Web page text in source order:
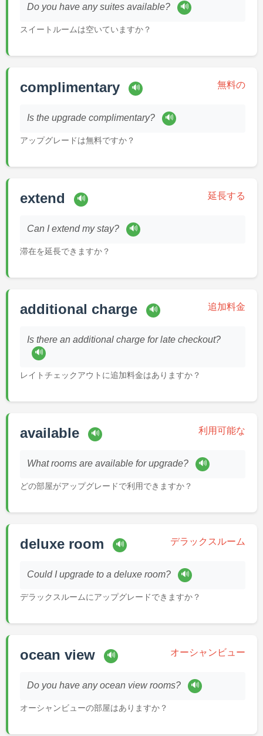
Do you have any suites available? 🔊
スイートルームは空いていますか？
complimentary 🔊 無料の
Is the upgrade complimentary? 🔊
アップグレードは無料ですか？
extend 🔊 延長する
Can I extend my stay? 🔊
滞在を延長できますか？
additional charge 🔊 追加料金
Is there an additional charge for late checkout?
🔊
レイトチェックアウトに追加料金はありますか？
available 🔊 利用可能な
What rooms are available for upgrade? 🔊
どの部屋がアップグレードで利用できますか？
deluxe room 🔊 デラックスルーム
Could I upgrade to a deluxe room? 🔊
デラックスルームにアップグレードできますか？
ocean view 🔊 オーシャンビュー
Do you have any ocean view rooms? 🔊
オーシャンビューの部屋はありますか？